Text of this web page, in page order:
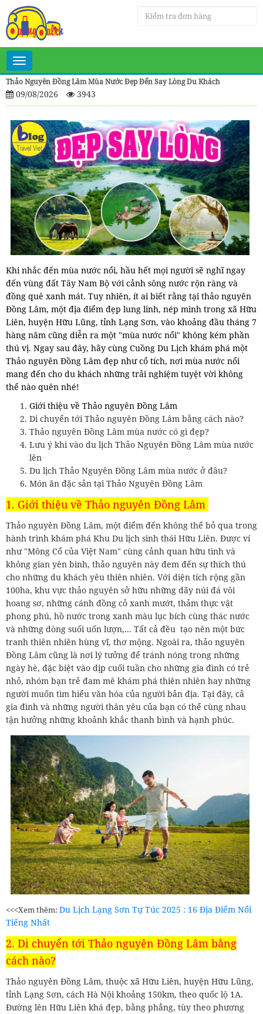
Toggle
navigation
Thảo Nguyên Đồng Lâm Mùa Nước Đẹp Đến Say Lòng Du Khách
09/08/2026 3943
Khi nhắc đến mùa nước nổi, hầu hết mọi người sẽ nghĩ ngay
đến vùng đất Tây Nam Bộ với cảnh sông nước rộn ràng và
đồng quê xanh mát. Tuy nhiên, ít ai biết rằng tại thảo nguyên
Đồng Lâm, một địa điểm đẹp lung linh, nép mình trong xã Hữu
Liên, huyện Hữu Lũng, tỉnh Lạng Sơn, vào khoảng đầu tháng 7
hàng năm cũng diễn ra một "mùa nước nổi" không kém phần
thú vị. Ngay sau đây, hãy cùng Cuồng Du Lịch khám phá một
Thảo nguyên Đồng Lâm đẹp như cổ tích, nơi mùa nước nổi
mang đến cho du khách những trải nghiệm tuyệt vời không
thể nào quên nhé!
Giới thiệu về Thảo nguyên Đồng Lâm
Di chuyển tới Thảo nguyên Đồng Lâm bằng cách nào?
Thảo nguyên Đồng Lâm mùa nước có gì đẹp?
Lưu ý khi vào du lịch Thảo Nguyên Đồng Lâm mùa nước
lên
Du lịch Thảo Nguyên Đồng Lâm mùa nước ở đâu?
Món ăn đặc sản tại Thảo Nguyên Đồng Lâm
1. Giới thiệu về Thảo nguyên Đồng Lâm
Thảo nguyên Đồng Lâm, một điểm đến không thể bỏ qua trong
hành trình khám phá Khu Du lịch sinh thái Hữu Liên. Được ví
như "Mông Cổ của Việt Nam" cùng cảnh quan hữu tình và
không gian yên bình, thảo nguyên này đem đến sự thích thú
cho những du khách yêu thiên nhiên. Với diện tích rộng gần
100ha, khu vực thảo nguyên sở hữu những dãy núi đá vôi
hoang sơ, những cánh đồng cỏ xanh mướt, thảm thực vật
phong phú, hồ nước trong xanh màu lục bích cùng thác nước
và những dòng suối uốn lượn,... Tất cả đều tạo nên một bức
tranh thiên nhiên hùng vĩ, thơ mộng. Ngoài ra, thảo nguyên
Đồng Lâm cũng là nơi lý tưởng để tránh nóng trong những
ngày hè, đặc biệt vào dịp cuối tuần cho những gia đình có trẻ
nhỏ, nhóm bạn trẻ đam mê khám phá thiên nhiên hay những
người muốn tìm hiểu văn hóa của người bản địa. Tại đây, cả
gia đình và những người thân yêu của bạn có thể cùng nhau
tận hưởng những khoảnh khắc thanh bình và hạnh phúc.
<<<Xem thêm: Du Lịch Lạng Sơn Tự Túc 2025 : 16 Địa Điểm Nổi
Tiếng Nhất
2. Di chuyển tới Thảo nguyên Đồng Lâm bằng
cách nào?
Thảo nguyên Đồng Lâm, thuộc xã Hữu Liên, huyện Hữu Lũng,
tỉnh Lạng Sơn, cách Hà Nội khoảng 150km, theo quốc lộ 1A.
Đường lên Hữu Liên khá đẹp, bằng phẳng, tùy theo phương